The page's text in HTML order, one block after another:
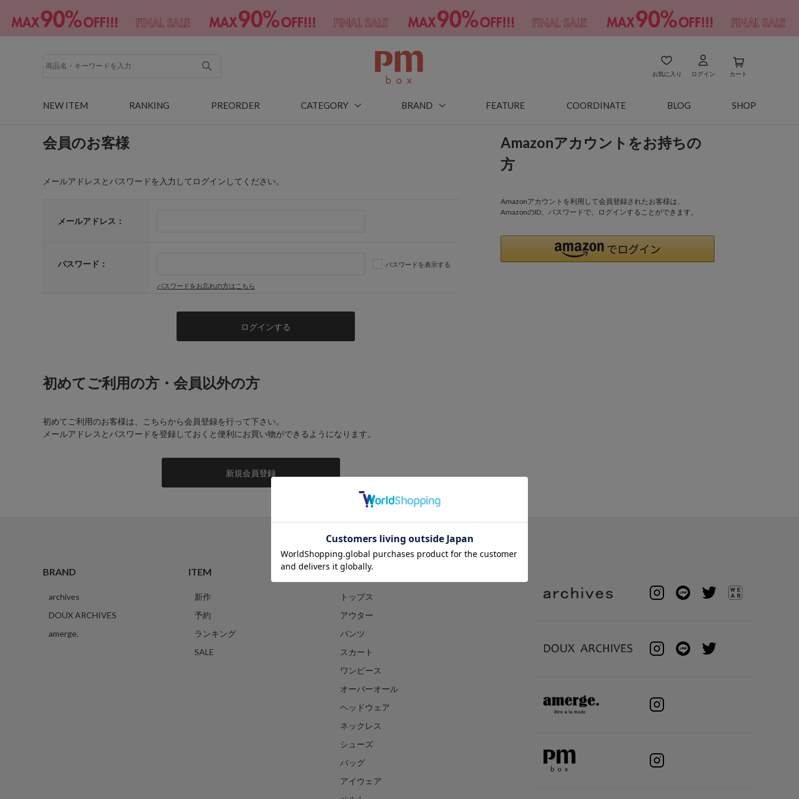
お気に入り ログイン カート
NEW ITEM RANKING PREORDER CATEGORY BRAND FEATURE COORDINATE BLOG SHOP
会員のお客様
メールアドレスとパスワードを入力してログインしてください。
メールアドレス：
パスワード： パスワードを表示する
パスワードをお忘れの方はこちら
Amazonアカウントをお持ちの
方
Amazonアカウントを利用して会員登録されたお客様は、
AmazonのID、パスワードで、ログインすることができます。
初めてご利用の方・会員以外の方
初めてご利用のお客様は、こちらから会員登録を行って下さい。
メールアドレスとパスワードを登録しておくと便利にお買い物ができるようになります。
BRAND
archives
DOUX ARCHIVES
amerge.
ITEM
新作
予約
ランキング
SALE
CATEGORY
トップス
アウター
パンツ
スカート
ワンピース
オーバーオール
ヘッドウェア
ネックレス
シューズ
バッグ
アイウェア